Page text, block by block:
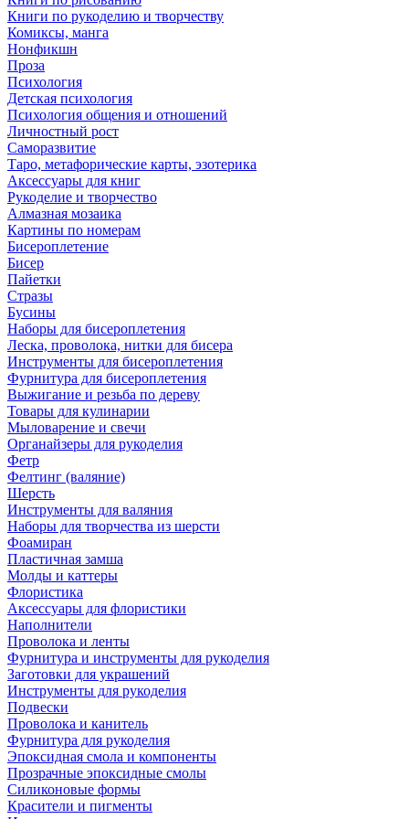
Книги по рукоделию и творчеству
Комиксы, манга
Нонфикшн
Проза
Психология
Детская психология
Психология общения и отношений
Личностный рост
Саморазвитие
Таро, метафорические карты, эзотерика
Аксессуары для книг
Рукоделие и творчество
Алмазная мозаика
Картины по номерам
Бисероплетение
Бисер
Пайетки
Стразы
Бусины
Наборы для бисероплетения
Леска, проволока, нитки для бисера
Инструменты для бисероплетения
Фурнитура для бисероплетения
Выжигание и резьба по дереву
Товары для кулинарии
Мыловарение и свечи
Органайзеры для рукоделия
Фетр
Фелтинг (валяние)
Шерсть
Инструменты для валяния
Наборы для творчества из шерсти
Фоамиран
Пластичная замша
Молды и каттеры
Флористика
Аксессуары для флористики
Наполнители
Проволока и ленты
Фурнитура и инструменты для рукоделия
Заготовки для украшений
Инструменты для рукоделия
Подвески
Проволока и канитель
Фурнитура для рукоделия
Эпоксидная смола и компоненты
Прозрачные эпоксидные смолы
Силиконовые формы
Красители и пигменты